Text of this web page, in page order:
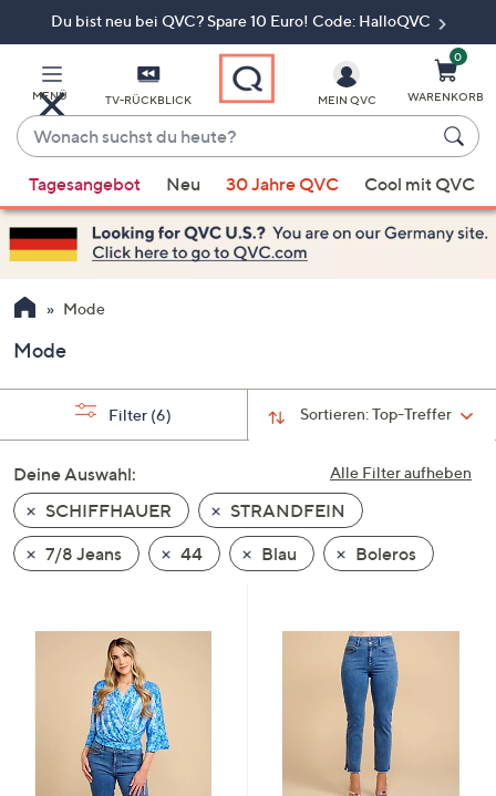
Du bist neu bei QVC? Spare 10 Euro! Code: HalloQVC
MENÜ TV-RÜCKBLICK
Wonach
suchst
du
heute?
Vorschläge
verfügbar
sind,
verwenden
Sie
Pfeiltasten
nach
und
nach
unten
oder
wischen
Sie
MEIN QVC
0
WARENKORB
Tagesangebot Neu 30 Jahre QVC Cool mit QVC
Mode
Mode
Sortieren:Top-Treffer
Filter (6)
Alle Filter aufheben
Deine Auswahl:
SCHIFFHAUER
STRANDFEIN
7/8 Jeans
44 Blau Boleros